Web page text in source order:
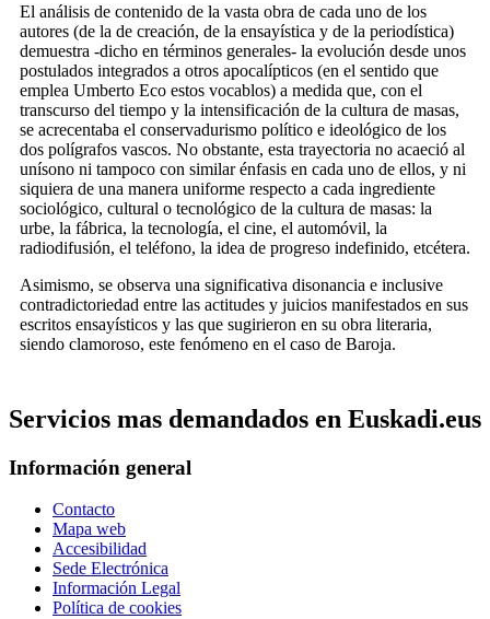
El análisis de contenido de la vasta obra de cada uno de los
autores (de la de creación, de la ensayística y de la periodística)
demuestra -dicho en términos generales- la evolución desde unos
postulados integrados a otros apocalípticos (en el sentido que
emplea Umberto Eco estos vocablos) a medida que, con el
transcurso del tiempo y la intensificación de la cultura de masas,
se acrecentaba el conservadurismo político e ideológico de los
dos polígrafos vascos. No obstante, esta trayectoria no acaeció al
unísono ni tampoco con similar énfasis en cada uno de ellos, y ni
siquiera de una manera uniforme respecto a cada ingrediente
sociológico, cultural o tecnológico de la cultura de masas: la
urbe, la fábrica, la tecnología, el cine, el automóvil, la
radiodifusión, el teléfono, la idea de progreso indefinido, etcétera.
Asimismo, se observa una significativa disonancia e inclusive
contradictoriedad entre las actitudes y juicios manifestados en sus
escritos ensayísticos y las que sugirieron en su obra literaria,
siendo clamoroso, este fenómeno en el caso de Baroja.
Servicios mas demandados en Euskadi.eus
Información general
Contacto
Mapa web
Accesibilidad
Sede Electrónica
Información Legal
Política de cookies